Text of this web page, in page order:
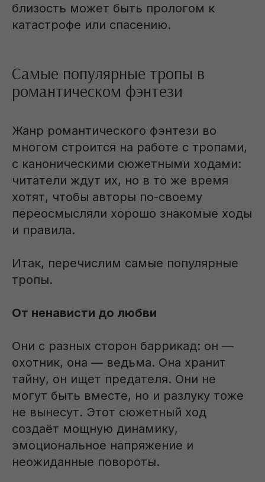
близость может быть прологом к
катастрофе или спасению.
Самые популярные тропы в
романтическом фэнтези
Жанр романтического фэнтези во
многом строится на работе с тропами,
с каноническими сюжетными ходами:
читатели ждут их, но в то же время
хотят, чтобы авторы по-своему
переосмысляли хорошо знакомые ходы
и правила.
Итак, перечислим самые популярные
тропы.
От ненависти до любви
Они с разных сторон баррикад: он —
охотник, она — ведьма. Она хранит
тайну, он ищет предателя. Они не
могут быть вместе, но и разлуку тоже
не вынесут. Этот сюжетный ход
создаёт мощную динамику,
эмоциональное напряжение и
неожиданные повороты.